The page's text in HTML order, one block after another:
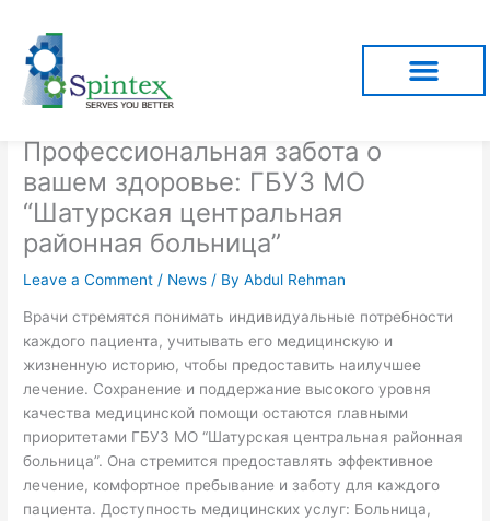
content
Профессиональная забота о
вашем здоровье: ГБУЗ МО
“Шатурская центральная
районная больница”
Leave a Comment / News / ByAbdul Rehman
Врачи стремятся понимать индивидуальные потребности
каждого пациента, учитывать его медицинскую и
жизненную историю, чтобы предоставить наилучшее
лечение. Сохранение и поддержание высокого уровня
качества медицинской помощи остаются главными
приоритетами ГБУЗ МО “Шатурская центральная районная
больница”. Она стремится предоставлять эффективное
лечение, комфортное пребывание и заботу для каждого
пациента. Доступность медицинских услуг: Больница,